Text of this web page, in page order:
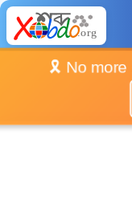
🎗️ No more